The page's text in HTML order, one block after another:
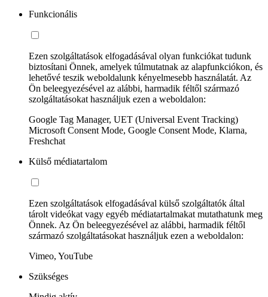
Funkcionális
Ezen szolgáltatások elfogadásával olyan funkciókat tudunk
biztosítani Önnek, amelyek túlmutatnak az alapfunkciókon, és
lehetővé teszik weboldalunk kényelmesebb használatát. Az
Ön beleegyezésével az alábbi, harmadik féltől származó
szolgáltatásokat használjuk ezen a weboldalon:
Google Tag Manager, UET (Universal Event Tracking)
Microsoft Consent Mode, Google Consent Mode, Klarna,
Freshchat
Külső médiatartalom
Ezen szolgáltatások elfogadásával külső szolgáltatók által
tárolt videókat vagy egyéb médiatartalmakat mutathatunk meg
Önnek. Az Ön beleegyezésével az alábbi, harmadik féltől
származó szolgáltatásokat használjuk ezen a weboldalon:
Vimeo, YouTube
Szükséges